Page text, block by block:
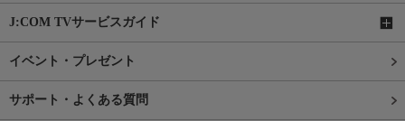
J:COM TVサービスガイド
イベント・プレゼント
サポート・よくある質問